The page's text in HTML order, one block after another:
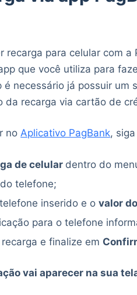
para celular com a
que você utiliza para
é necessário já possuir
da recarga via cartão de
noAplicativo PagBank,
de celular dentro do
telefone;
inserido e o valor
para o telefone
e finalize em
vai aparecer na sua